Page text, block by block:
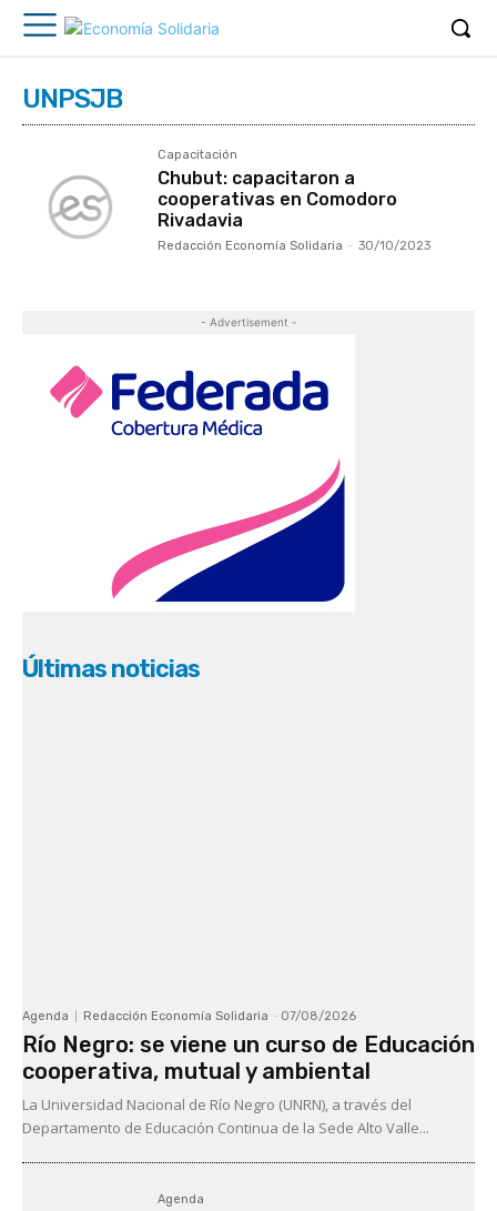
UNPSJB
Capacitación
Chubut: capacitaron a
cooperativas en Comodoro
Rivadavia
Redacción Economía Solidaria - 30/10/2023
- Advertisement -
Últimas noticias
Agenda Redacción Economía Solidaria - 07/08/2026
Río Negro: se viene un curso de Educación
cooperativa, mutual y ambiental
La Universidad Nacional de Río Negro (UNRN), a través del
Departamento de Educación Continua de la Sede Alto Valle...
Agenda